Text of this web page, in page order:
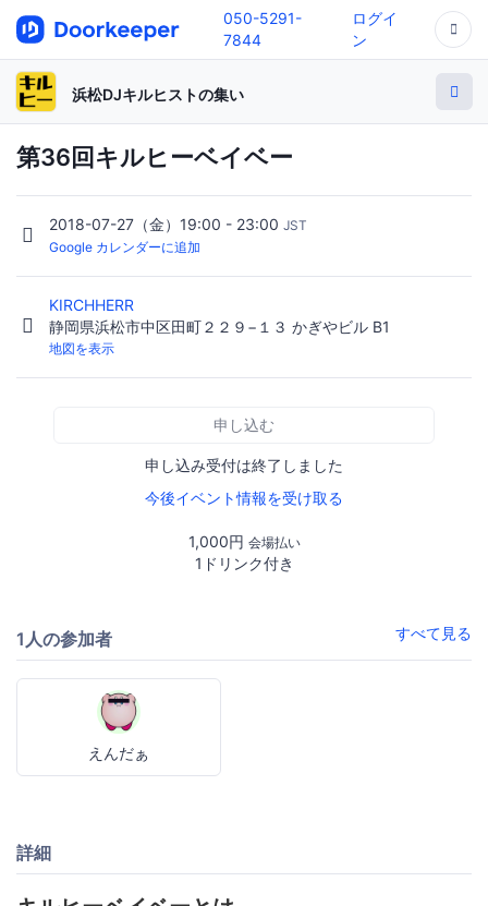
050-5291-
7844
ログイ
ン
浜松DJキルヒストの集い
第36回キルヒーベイベー
2018-07-27（金）19:00 - 23:00 JST
Google カレンダーに追加
KIRCHHERR
静岡県浜松市中区田町２２９−１３ かぎやビル B1
地図を表示
申し込む
申し込み受付は終了しました
今後イベント情報を受け取る
1,000円 会場払い
1ドリンク付き
1人の参加者 すべて見る
えんだぁ
詳細